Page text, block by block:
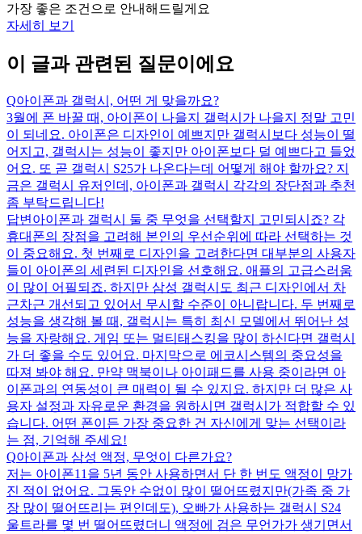
가장 좋은 조건으로 안내해드릴게요
자세히 보기
이 글과 관련된 질문이에요
Q아이폰과 갤럭시, 어떤 게 맞을까요?
3월에 폰 바꿀 때, 아이폰이 나을지 갤럭시가 나을지 정말 고민
이 되네요. 아이폰은 디자인이 예쁘지만 갤럭시보다 성능이 떨
어지고, 갤럭시는 성능이 좋지만 아이폰보다 덜 예쁘다고 들었
어요. 또 곧 갤럭시 S25가 나온다는데 어떻게 해야 할까요? 지
금은 갤럭시 유저인데, 아이폰과 갤럭시 각각의 장단점과 추천
좀 부탁드립니다!
답변 아이폰과 갤럭시 둘 중 무엇을 선택할지 고민되시죠? 각
휴대폰의 장점을 고려해 본인의 우선순위에 따라 선택하는 것
이 중요해요. 첫 번째로 디자인을 고려한다면 대부분의 사용자
들이 아이폰의 세련된 디자인을 선호해요. 애플의 고급스러움
이 많이 어필되죠. 하지만 삼성 갤럭시도 최근 디자인에서 차
근차근 개선되고 있어서 무시할 수준이 아니랍니다. 두 번째로
성능을 생각해 볼 때, 갤럭시는 특히 최신 모델에서 뛰어난 성
능을 자랑해요. 게임 또는 멀티태스킹을 많이 하신다면 갤럭시
가 더 좋을 수도 있어요. 마지막으로 에코시스템의 중요성을
따져 봐야 해요. 만약 맥북이나 아이패드를 사용 중이라면 아
이폰과의 연동성이 큰 매력이 될 수 있지요. 하지만 더 많은 사
용자 설정과 자유로운 환경을 원하시면 갤럭시가 적합할 수 있
습니다. 어떤 폰이든 가장 중요한 건 자신에게 맞는 선택이라
는 점, 기억해 주세요!
Q아이폰과 삼성 액정, 무엇이 다른가요?
저는 아이폰11을 5년 동안 사용하면서 단 한 번도 액정이 망가
진 적이 없어요. 그동안 수없이 많이 떨어뜨렸지만(가족 중 가
장 많이 떨어뜨리는 편인데도), 오빠가 사용하는 갤럭시 S24
울트라를 몇 번 떨어뜨렸더니 액정에 검은 무언가가 생기면서